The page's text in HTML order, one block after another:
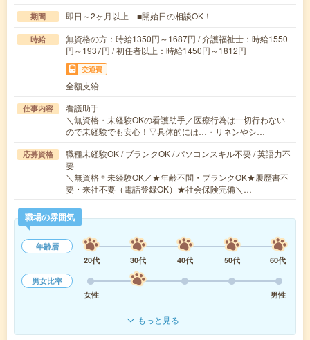
期間 即日～2ヶ月以上 ■開始日の相談OK！
時給
無資格の方：時給1350円～1687円 / 介護福祉士：時給1550
円～1937円 / 初任者以上：時給1450円～1812円
交通費
全額支給
仕事内容
看護助手
＼無資格・未経験OKの看護助手／医療行為は一切行わない
ので未経験でも安心！▽具体的には…・リネンやシ…
応募資格
職種未経験OK / ブランクOK / パソコンスキル不要 / 英語力不
要
＼無資格＊未経験OK／★年齢不問・ブランクOK★履歴書不
要・来社不要（電話登録OK）★社会保険完備＼…
職場の雰囲気
年齢層
20代
30代 40代 50代
60代
男女比率
女性
男性
もっと見る